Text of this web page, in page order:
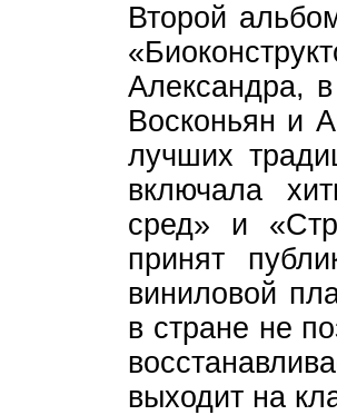
Второй
Александра,
Восконьян и
лучших
включала
сред» и
принят
виниловой
в стране не
выходит на